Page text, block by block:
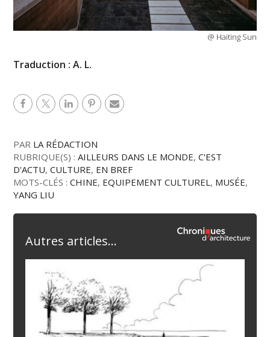
@ Haiting Sun
Traduction : A. L.
PAR LA RÉDACTION
RUBRIQUE(S) :AILLEURS DANS LE MONDE,C'EST
D'ACTU,CULTURE, EN BREF
MOTS-CLÉS :CHINE, EQUIPEMENT CULTUREL, MUSÉE,
YANG LIU
Autres articles...